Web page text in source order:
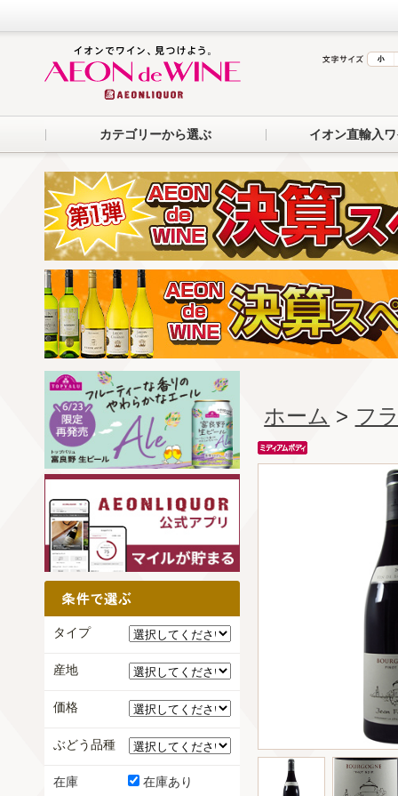
カテゴリーから選ぶ イオン直輸入
ホーム > フ
タイプ
産地
価格
ぶどう品種
在庫 在庫あり